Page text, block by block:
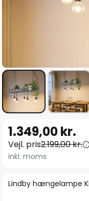
starten
af
Lindby hængelampe
1.349,00 kr.
Vejl. pris2.199,00 kr.
inkl. moms